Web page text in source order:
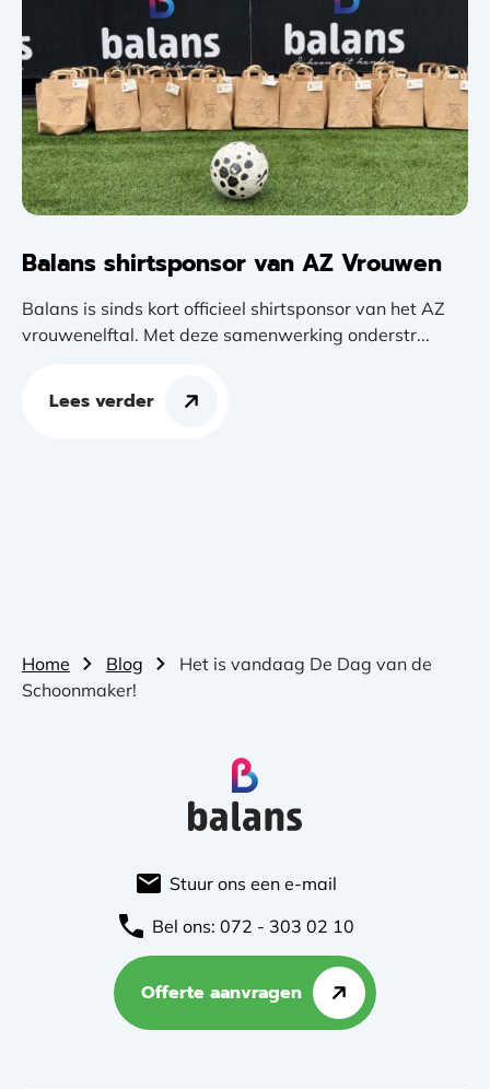
Balans shirtsponsor van AZ Vrouwen
Balans is sinds kort officieel shirtsponsor van het AZ
vrouwenelftal. Met deze samenwerking onderstr...
Lees verder
Home Blog
Het is vandaag De Dag van de
Schoonmaker!
Stuur ons een e-mail
Bel ons: 072 - 303 02 10
Offerte aanvragen